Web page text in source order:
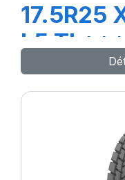
17.5R25
L5